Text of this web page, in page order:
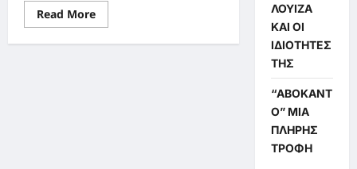
Read MoreRead
more
ΑΚΡΟΠΟΛΙΣ
ΛΟΥΙΖΑ
ΚΑΙ ΟΙ
ΙΔΙΟΤΗΤΕΣ
ΤΗΣ
“ΑΒΟΚΑΝΤ
Ο” ΜΙΑ
ΠΛΗΡΗΣ
ΤΡΟΦΗ